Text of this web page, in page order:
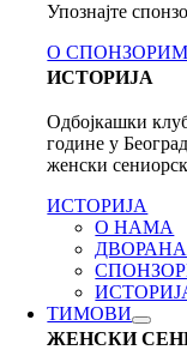
Упознајте
О
ИСТОРИЈА
Одбојкашки
године у
женски
ИСТОРИЈА
О НАМА
ДВОРАНА
ТИМОВИ
ЖЕНСКИ